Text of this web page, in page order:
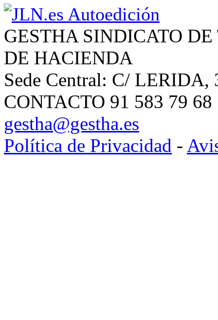
GESTHA SINDICATO
DE HACIENDA
Sede Central: C/
CONTACTO 91 583 79
gestha@gestha.es
Política de Privacidad -